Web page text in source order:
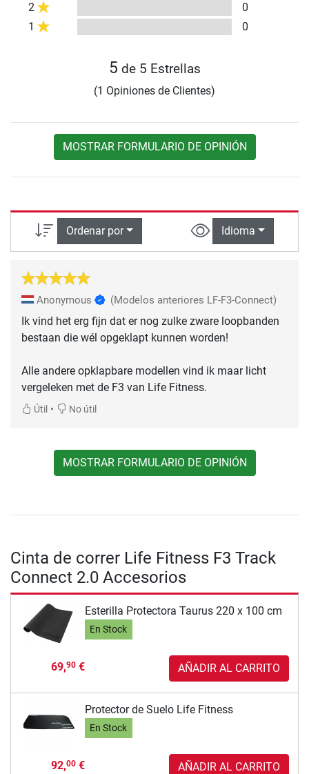
2
0
1
0
5 de 5 Estrellas
(1 Opiniones de Clientes)
MOSTRAR FORMULARIO DE OPINIÓN
Ordenar por Idioma
Anonymous (Modelos anteriores LF-F3-Connect)
Ik vind het erg fijn dat er nog zulke zware loopbanden
bestaan die wél opgeklapt kunnen worden!
Alle andere opklapbare modellen vind ik maar licht
vergeleken met de F3 van Life Fitness.
Útil • No útil
MOSTRAR FORMULARIO DE OPINIÓN
Cinta de correr Life Fitness F3 Track
Connect 2.0 Accesorios
Esterilla Protectora Taurus 220 x 100 cm
En Stock
69,90€ AÑADIR AL CARRITO
Protector de Suelo Life Fitness
En Stock
92,00€ AÑADIR AL CARRITO